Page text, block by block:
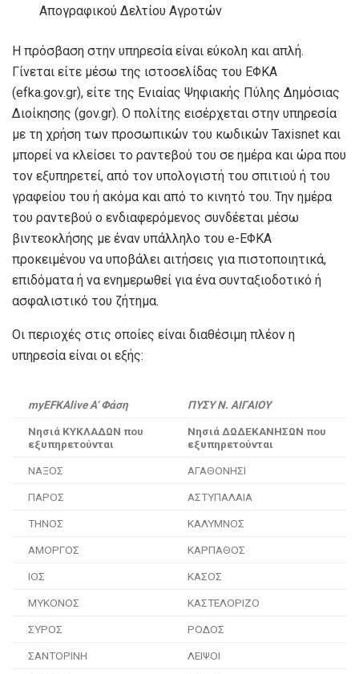
Απογραφικού Δελτίου Αγροτών
Η πρόσβαση στην υπηρεσία είναι εύκολη και απλή.
Γίνεται είτε μέσω της ιστοσελίδας του ΕΦΚΑ
(efka.gov.gr), είτε της Ενιαίας Ψηφιακής Πύλης Δημόσιας
Διοίκησης (gov.gr). Ο πολίτης εισέρχεται στην υπηρεσία
με τη χρήση των προσωπικών του κωδικών Taxisnet και
μπορεί να κλείσει το ραντεβού του σε ημέρα και ώρα που
τον εξυπηρετεί, από τον υπολογιστή του σπιτιού ή του
γραφείου του ή ακόμα και από το κινητό του. Την ημέρα
του ραντεβού ο ενδιαφερόμενος συνδέεται μέσω
βιντεοκλήσης με έναν υπάλληλο του e-ΕΦΚΑ
προκειμένου να υποβάλει αιτήσεις για πιστοποιητικά,
επιδόματα ή να ενημερωθεί για ένα συνταξιοδοτικό ή
ασφαλιστικό του ζήτημα.
Οι περιοχές στις οποίες είναι διαθέσιμη πλέον η
υπηρεσία είναι οι εξής:
myEFKAlive A’ Φάση ΠΥΣΥ Ν. ΑΙΓΑΙΟΥ
Νησιά ΚΥΚΛΑΔΩΝ που
εξυπηρετούνται
Νησιά ΔΩΔΕΚΑΝΗΣΩΝ που
εξυπηρετούνται
ΝΑΞΟΣ ΑΓΑΘΟΝΗΣΙ
ΠΑΡΟΣ ΑΣΤΥΠΑΛΑΙΑ
ΤΗΝΟΣ ΚΑΛΥΜΝΟΣ
ΑΜΟΡΓΟΣ ΚΑΡΠΑΘΟΣ
ΙΟΣ ΚΑΣΟΣ
ΜΥΚΟΝΟΣ ΚΑΣΤΕΛΟΡΙΖΟ
ΣΥΡΟΣ ΡΟΔΟΣ
ΣΑΝΤΟΡΙΝΗ ΛΕΙΨΟΙ